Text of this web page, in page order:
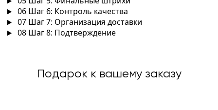
06 Шаг 6: Контроль качества
07 Шаг 7: Организация доставки
08 Шаг 8: Подтверждение
Подарок к вашему заказу